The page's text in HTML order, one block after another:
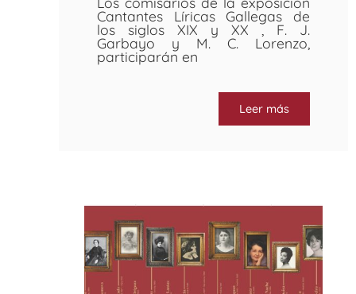
Cantantes Líricas Gallegas de
los siglos XIX y XX , F. J.
Garbayo y M. C. Lorenzo,
participarán en
Leer más